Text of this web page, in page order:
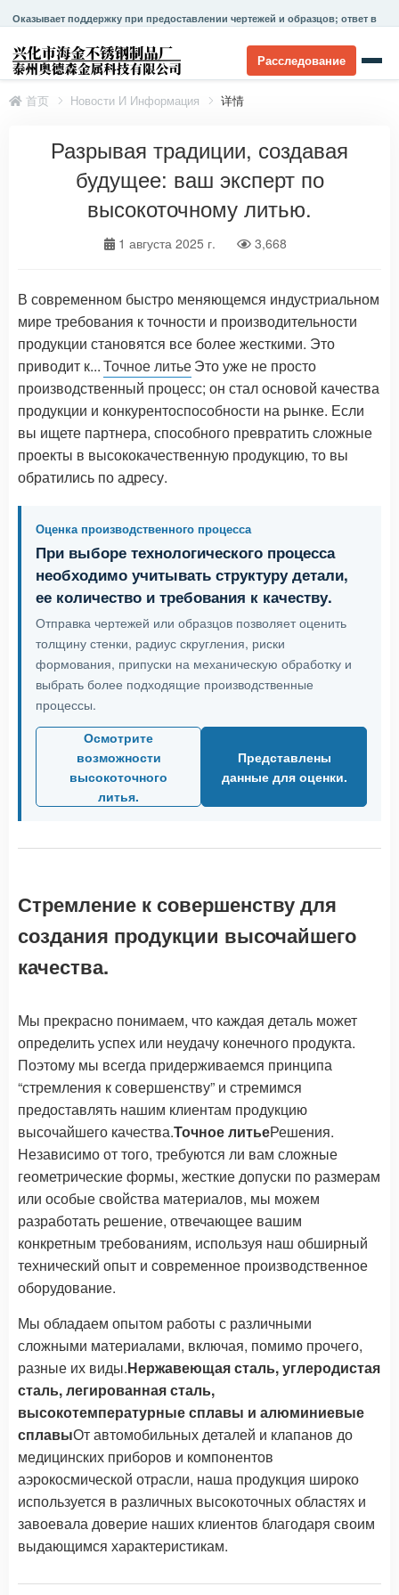
Оказывает поддержку при предоставлении чертежей и образцов; ответ в
Расследование
首页 Новости И Информация 详情
Разрывая традиции, создавая
будущее: ваш эксперт по
высокоточному литью.
1 августа 2025 г. 3,668
В современном быстро меняющемся индустриальном
мире требования к точности и производительности
продукции становятся все более жесткими. Это
приводит к...Точное литьеЭто уже не просто
производственный процесс; он стал основой качества
продукции и конкурентоспособности на рынке. Если
вы ищете партнера, способного превратить сложные
проекты в высококачественную продукцию, то вы
обратились по адресу.
Оценка производственного процесса
При выборе технологического процесса
необходимо учитывать структуру детали,
ее количество и требования к качеству.
Отправка чертежей или образцов позволяет оценить
толщину стенки, радиус скругления, риски
формования, припуски на механическую обработку и
выбрать более подходящие производственные
процессы.
Осмотрите
возможности
высокоточного
литья.
Представлены
данные для оценки.
Стремление к совершенству для
создания продукции высочайшего
качества.
Мы прекрасно понимаем, что каждая деталь может
определить успех или неудачу конечного продукта.
Поэтому мы всегда придерживаемся принципа
“стремления к совершенству” и стремимся
предоставлять нашим клиентам продукцию
высочайшего качества.Точное литьеРешения.
Независимо от того, требуются ли вам сложные
геометрические формы, жесткие допуски по размерам
или особые свойства материалов, мы можем
разработать решение, отвечающее вашим
конкретным требованиям, используя наш обширный
технический опыт и современное производственное
оборудование.
Мы обладаем опытом работы с различными
сложными материалами, включая, помимо прочего,
разные их виды.Нержавеющая сталь, углеродистая
сталь, легированная сталь,
высокотемпературные сплавы и алюминиевые
сплавыОт автомобильных деталей и клапанов до
медицинских приборов и компонентов
аэрокосмической отрасли, наша продукция широко
используется в различных высокоточных областях и
завоевала доверие наших клиентов благодаря своим
выдающимся характеристикам.